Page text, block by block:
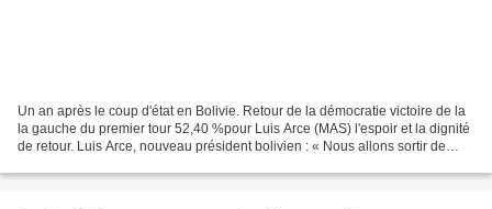
Un an après le coup d'état en Bolivie. Retour de la démocratie victoire de la
la gauche du premier tour 52,40 %pour Luis Arce (MAS) l'espoir et la dignité
de retour. Luis Arce, nouveau président bolivien : « Nous allons sortir de